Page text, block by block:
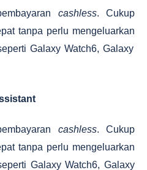
cashless. Cukup
tanpa perlu mengeluarkan
Galaxy Watch6, Galaxy
cashless. Cukup
tanpa perlu mengeluarkan
Galaxy Watch6, Galaxy